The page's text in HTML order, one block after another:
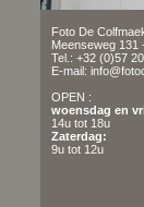
Foto De
Meenseweg 131
Tel.: +32 (0)57
E-mail:
OPEN :
woensdag en
14u tot 18u
Zaterdag:
9u tot 12u